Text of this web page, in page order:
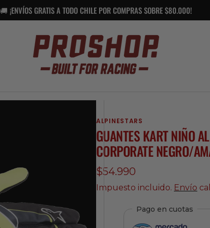
🚚 ¡ENVÍOS GRATIS A TODO CHILE POR COMPRAS SOBRE $80.000!
ALPINESTARS
GUANTES KART NIÑO
CORPORATE NEGRO/
Precio
regular
$54.990
Impuesto incluido. Envío
Pago en cuotas